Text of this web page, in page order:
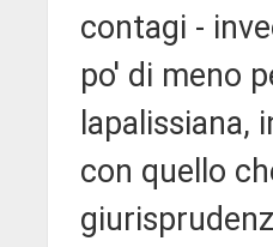
contagi -
po' di meno
lapalissiana,
con quello